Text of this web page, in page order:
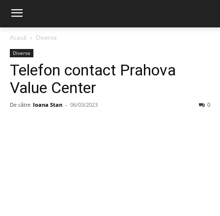
Acasă Diverse
Diverse
Telefon contact Prahova
Value Center
De către Ioana Stan - 06/03/2023 0